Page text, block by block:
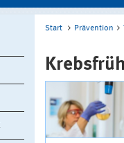
Start Prävention